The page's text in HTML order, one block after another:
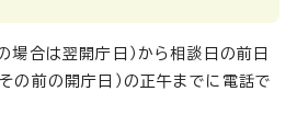
場合は翌開庁日）から相談日の前日
の前の開庁日）の正午までに電話で